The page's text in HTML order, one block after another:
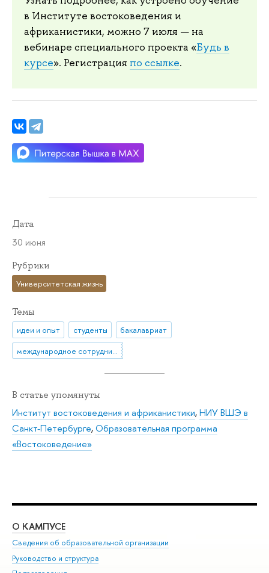
в Институте востоковедения и
африканистики, можно 7 июля — на
вебинаре специального проекта «Будь в
курсе». Регистрация по ссылке.
Дата
30 июня
Рубрики
Университетская жизнь
Темы
идеи и опыт студенты
бакалавриат
В статье упомянуты
Институт востоковедения и африканистики,НИУ ВШЭ в
Санкт-Петербурге,Образовательная программа
«Востоковедение»
О КАМПУСЕ
Сведения об образовательной организации
Руководство и структура